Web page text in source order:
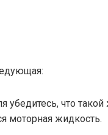
убедитесь, что
моторная жидкость.